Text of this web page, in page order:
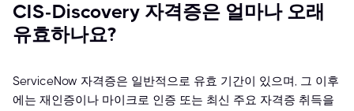
CIS-Discovery 자격증은 얼마나 오래
유효하나요?
ServiceNow 자격증은 일반적으로 유효 기간이 있으며, 그 이후
에는 재인증이나 마이크로 인증 또는 최신 주요 자격증 취득을